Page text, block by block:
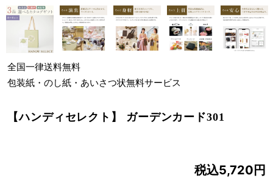
全国一律送料無料
包装紙・のし紙・あいさつ状無料サービス
【ハンディセレクト】 ガーデンカード301
税込5,720円